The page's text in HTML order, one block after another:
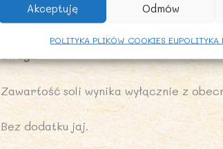
Akceptuję Odmów
POLITYKA PLIKÓW COOKIES EUPOLITYKA
Sól: 0,02 g
Zawartość soli wynika wyłącznie z
Bez dodatku jaj.